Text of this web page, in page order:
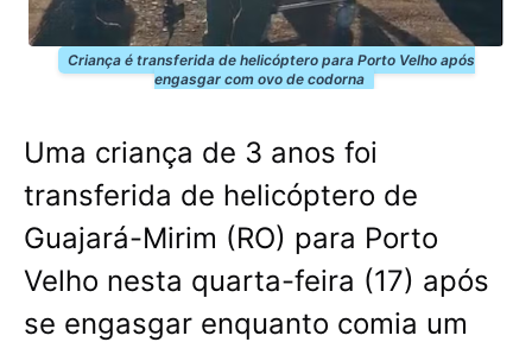
Criança é transferida de helicóptero para Porto Velho após
engasgar com ovo de codorna
Uma criança de 3 anos foi
transferida de helicóptero de
Guajará-Mirim (RO) para Porto
Velho nesta quarta-feira (17) após
se engasgar enquanto comia um